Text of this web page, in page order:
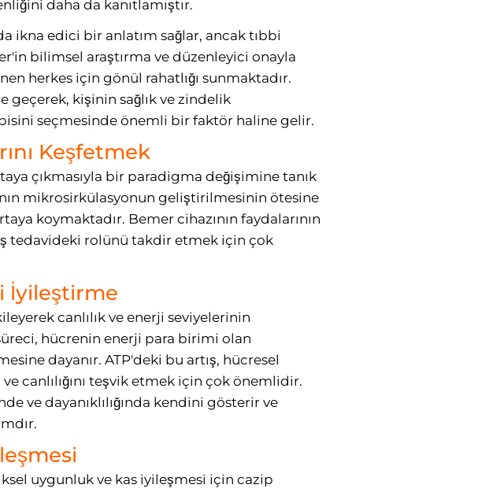
daha da kanıtlamıştır.
ikna edici bir anlatım sağlar, ancak tıbbi
bilimsel araştırma ve düzenleyici onayla
herkes için gönül rahatlığı sunmaktadır.
geçerek, kişinin sağlık ve zindelik
seçmesinde önemli bir faktör haline gelir.
Keşfetmek
çıkmasıyla bir paradigma değişimine tanık
mikrosirkülasyonun geliştirilmesinin ötesine
koymaktadır. Bemer cihazının faydalarının
tedavideki rolünü takdir etmek için çok
İyileştirme
canlılık ve enerji seviyelerinin
hücrenin enerji para birimi olan
dayanır. ATP'deki bu artış, hücresel
canlılığını teşvik etmek için çok önemlidir.
ve dayanıklılığında kendini gösterir ve
uygunluk ve kas iyileşmesi için cazip